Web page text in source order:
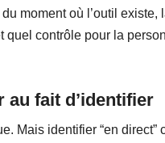
du moment où l’outil
contrôle pour la
au fait d’identifier
Mais identifier “en direct”